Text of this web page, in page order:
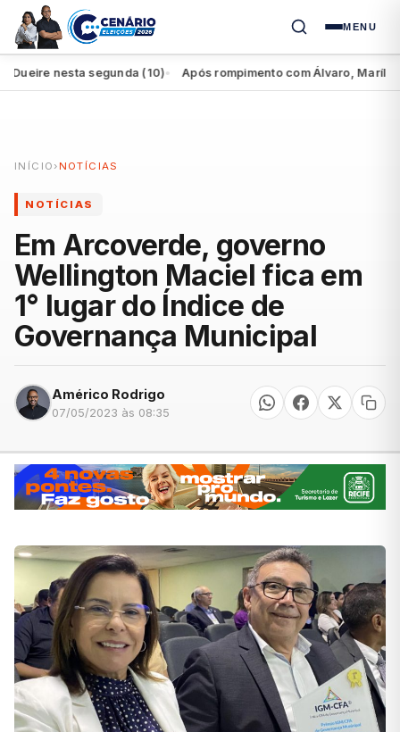
MENU
nesta segunda (10) ● Após rompimento com Álvaro, Marília
INÍCIO ›NOTÍCIAS
NOTÍCIAS
Em Arcoverde, governo
Wellington Maciel fica em
1° lugar do Índice de
Governança Municipal
Américo Rodrigo
07/05/2023 às 08:35